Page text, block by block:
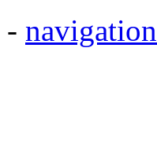
- navigation